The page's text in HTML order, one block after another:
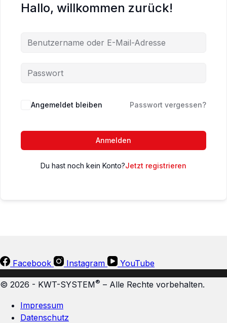
Hallo, willkommen zurück!
Angemeldet bleiben Passwort vergessen?
Anmelden
Du hast noch kein Konto?Jetzt registrieren
Facebook Instagram YouTube
© 2026 - KWT-SYSTEM® – Alle Rechte vorbehalten.
Impressum
Datenschutz